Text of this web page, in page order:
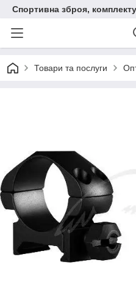
Спортивна зброя,
Товари та послуги